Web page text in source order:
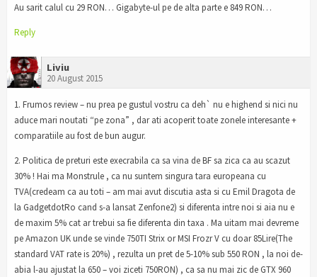
Au sarit calul cu 29 RON… Gigabyte-ul pe de alta parte e 849 RON…
Reply
Liviu
20 August 2015
1. Frumos review – nu prea pe gustul vostru ca deh` nu e highend si nici nu
aduce mari noutati “pe zona” , dar ati acoperit toate zonele interesante +
comparatiile au fost de bun augur.
2. Politica de preturi este execrabila ca sa vina de BF sa zica ca au scazut
30% ! Hai ma Monstrule , ca nu suntem singura tara europeana cu
TVA(credeam ca au toti – am mai avut discutia asta si cu Emil Dragota de
la GadgetdotRo cand s-a lansat Zenfone2) si diferenta intre noi si aia nu e
de maxim 5% cat ar trebui sa fie diferenta din taxa . Ma uitam mai devreme
pe Amazon UK unde se vinde 750TI Strix or MSI Frozr V cu doar 85Lire(The
standard VAT rate is 20%) , rezulta un pret de 5-10% sub 550 RON , la noi de-
abia l-au ajustat la 650 – voi ziceti 750RON) , ca sa nu mai zic de GTX 960